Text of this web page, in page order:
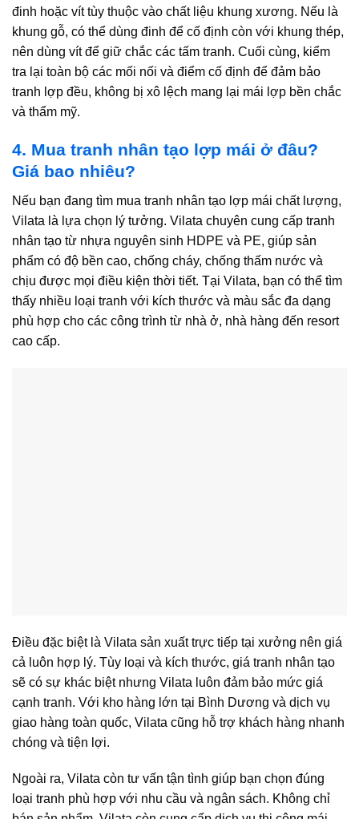
đinh hoặc vít tùy thuộc vào chất liệu khung xương. Nếu là
khung gỗ, có thể dùng đinh để cố định còn với khung thép,
nên dùng vít để giữ chắc các tấm tranh. Cuối cùng, kiểm
tra lại toàn bộ các mối nối và điểm cố định để đảm bảo
tranh lợp đều, không bị xô lệch mang lại mái lợp bền chắc
và thẩm mỹ.
4. Mua tranh nhân tạo lợp mái ở đâu?
Giá bao nhiêu?
Nếu bạn đang tìm mua tranh nhân tạo lợp mái chất lượng,
Vilata là lựa chọn lý tưởng. Vilata chuyên cung cấp tranh
nhân tạo từ nhựa nguyên sinh HDPE và PE, giúp sản
phẩm có độ bền cao, chống cháy, chống thấm nước và
chịu được mọi điều kiện thời tiết. Tại Vilata, bạn có thể tìm
thấy nhiều loại tranh với kích thước và màu sắc đa dạng
phù hợp cho các công trình từ nhà ở, nhà hàng đến resort
cao cấp.
Điều đặc biệt là Vilata sản xuất trực tiếp tại xưởng nên giá
cả luôn hợp lý. Tùy loại và kích thước, giá tranh nhân tạo
sẽ có sự khác biệt nhưng Vilata luôn đảm bảo mức giá
cạnh tranh. Với kho hàng lớn tại Bình Dương và dịch vụ
giao hàng toàn quốc, Vilata cũng hỗ trợ khách hàng nhanh
chóng và tiện lợi.
Ngoài ra, Vilata còn tư vấn tận tình giúp bạn chọn đúng
loại tranh phù hợp với nhu cầu và ngân sách. Không chỉ